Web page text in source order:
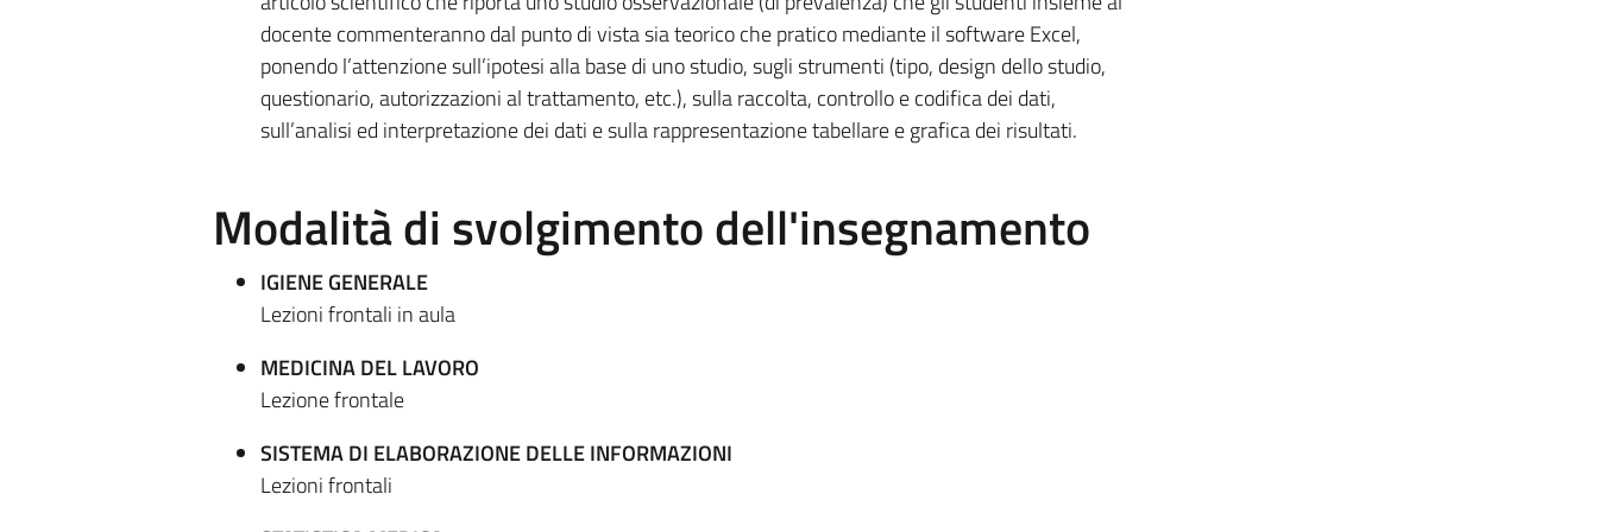
docente commenteranno dal punto di vista sia teorico che pratico mediante il software Excel,
ponendo l’attenzione sull’ipotesi alla base di uno studio, sugli strumenti (tipo, design dello studio,
questionario, autorizzazioni al trattamento, etc.), sulla raccolta, controllo e codifica dei dati,
sull’analisi ed interpretazione dei dati e sulla rappresentazione tabellare e grafica dei risultati.
Modalità di svolgimento dell'insegnamento
IGIENE GENERALE
Lezioni frontali in aula
MEDICINA DEL LAVORO
Lezione frontale
SISTEMA DI ELABORAZIONE DELLE INFORMAZIONI
Lezioni frontali